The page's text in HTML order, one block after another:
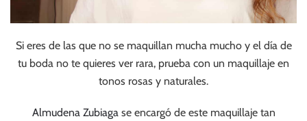
Si eres de las que no se maquillan mucha mucho y el día de
tu boda no te quieres ver rara, prueba con un maquillaje en
tonos rosas y naturales.
Almudena Zubiagase encargó de este maquillaje tan